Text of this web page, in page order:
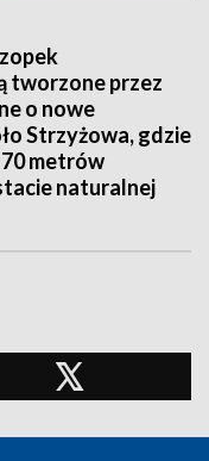
tworzone przez
o nowe
Strzyżowa, gdzie
metrów
naturalnej